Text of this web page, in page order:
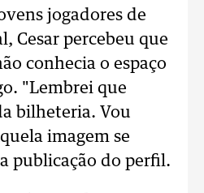
jogadores de
Cesar percebeu que
conhecia o espaço
"Lembrei que
bilheteria. Vou
imagem se
publicação do perfil.